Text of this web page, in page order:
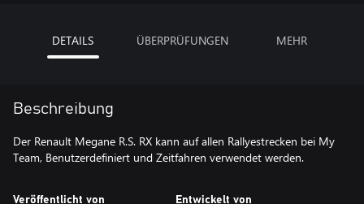
DETAILS ÜBERPRÜFUNGEN MEHR
Beschreibung
Der Renault Megane R.S. RX kann auf allen Rallyestrecken bei My
Veröffentlicht von Entwickelt von